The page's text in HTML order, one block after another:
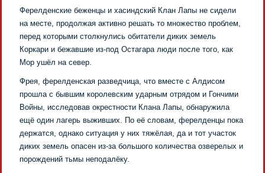
Ферелденские беженцы и хасиндский Клан Лапы не сидели
на месте, продолжая активно решать то множество проблем,
перед которыми столкнулись обитатели диких земель
Коркари и бежавшие из-под Остагара люди после того, как
Мор ушёл на север.
Фрея, ферелденская разведчица, что вместе с Алдисом
прошла с бывшим королевским ударным отрядом и Гончими
Войны, исследовав окрестности Клана Лапы, обнаружила
ещё один лагерь выживших. По её словам, ферелденцы пока
держатся, однако ситуация у них тяжёлая, да и тот участок
диких земель опасен из-за большого количества озверелых и
порождений тьмы неподалёку.